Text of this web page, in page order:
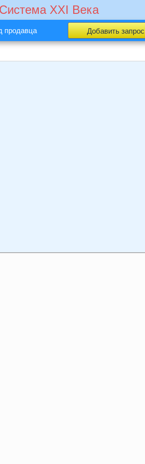
XXI Века
продавца Добавить запрос